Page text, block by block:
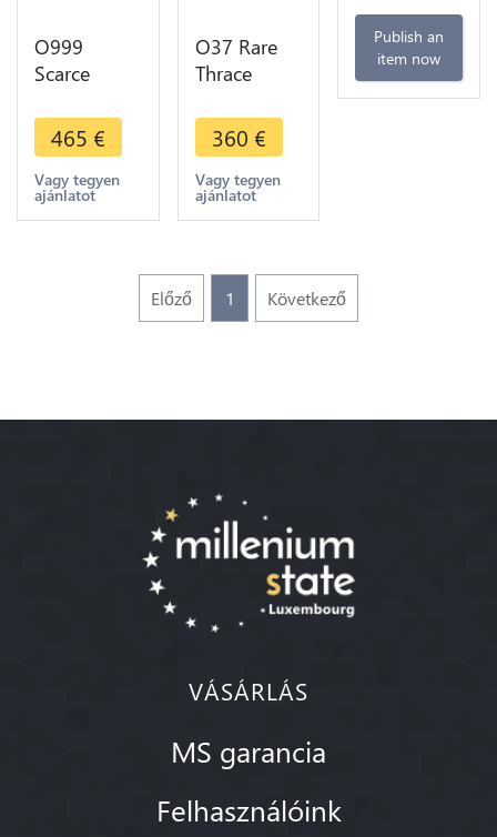
O999
Scarce
Tarente
Nomos
Statère ou
Didrachme
465 €
Vagy tegyen
ajánlatot
O37 Rare
Thrace
Tetradrachm
Dionysos
Herakles
148-80
360 €
Vagy tegyen
ajánlatot
Publish an
item now
Előző 1 Következő
VÁSÁRLÁS
MS garancia
Felhasználóink